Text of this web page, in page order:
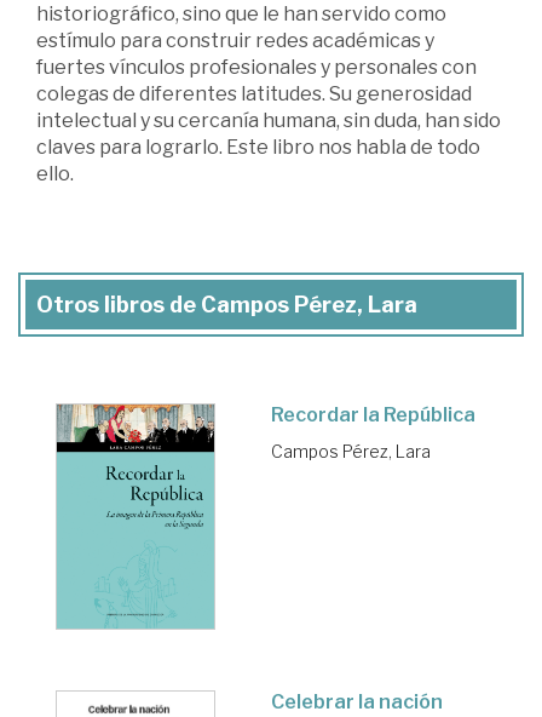
historiográfico, sino que le han servido como
estímulo para construir redes académicas y
fuertes vínculos profesionales y personales con
colegas de diferentes latitudes. Su generosidad
intelectual y su cercanía humana, sin duda, han sido
claves para lograrlo. Este libro nos habla de todo
ello.
Otros libros de Campos Pérez, Lara
Recordar la República
Campos Pérez, Lara
Celebrar la nación